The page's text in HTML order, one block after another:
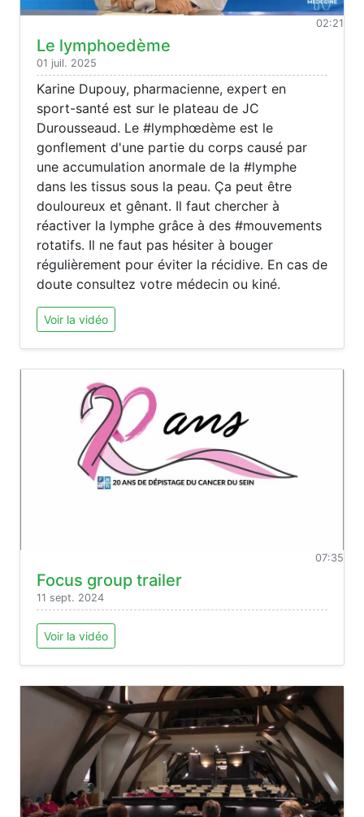
02:21
Le lymphoedème
01 juil. 2025
Karine Dupouy, pharmacienne, expert en
sport-santé est sur le plateau de JC
Durousseaud. Le #lymphœdème est le
gonflement d'une partie du corps causé par
une accumulation anormale de la #lymphe
dans les tissus sous la peau. Ça peut être
douloureux et gênant. Il faut chercher à
réactiver la lymphe grâce à des #mouvements
rotatifs. Il ne faut pas hésiter à bouger
régulièrement pour éviter la récidive. En cas de
doute consultez votre médecin ou kiné.
Voir la vidéo
07:35
Focus group trailer
11 sept. 2024
Voir la vidéo